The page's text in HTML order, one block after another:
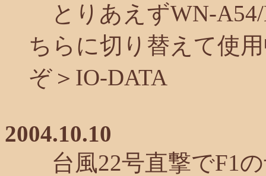
とりあえずWN-
ちらに切り替えて使
ぞ＞IO-DATA
2004.10.10
台風22号直撃でF1